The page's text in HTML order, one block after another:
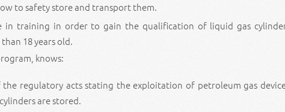
to safety store and transport them.
in training in order to gain the qualification of liquid gas
18 years old.
knows:
regulatory acts stating the exploitation of petroleum gas
are stored.